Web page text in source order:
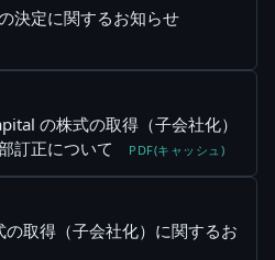
決定に関するお知らせ
の株式の取得（子会社化）
訂正について
PDF(キャッシュ)
取得（子会社化）に関するお